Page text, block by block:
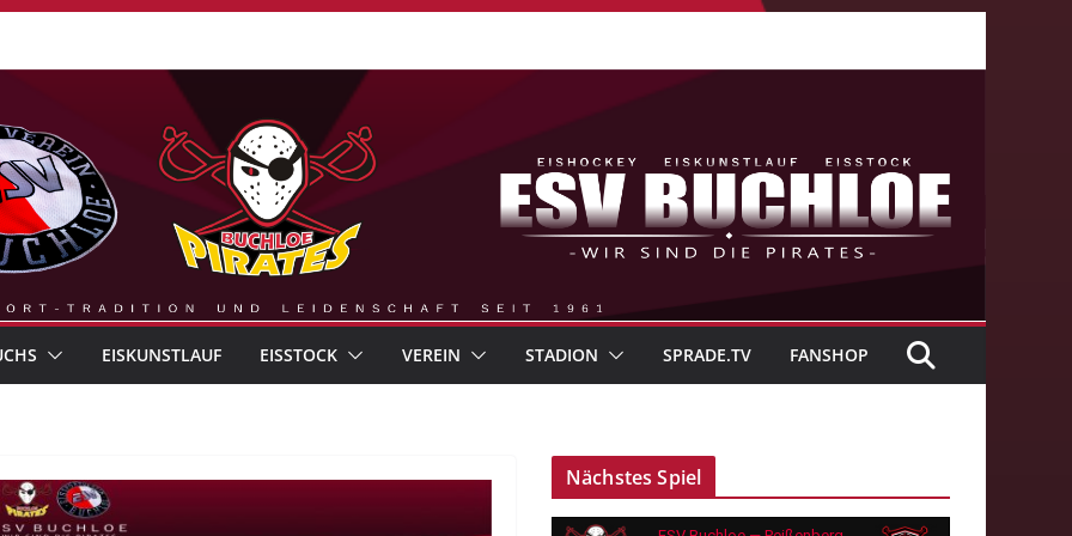
EISKUNSTLAUF EISSTOCK VEREIN STADION SPRADE.TV FANSHOP
Nächstes Spiel